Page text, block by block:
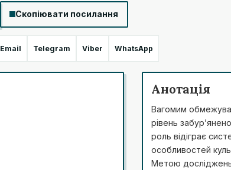
Скопіювати посилання
Email Telegram Viber WhatsApp
Анотація
Вагомим
рівень
роль відіграє
особливостей
Метою досліджень